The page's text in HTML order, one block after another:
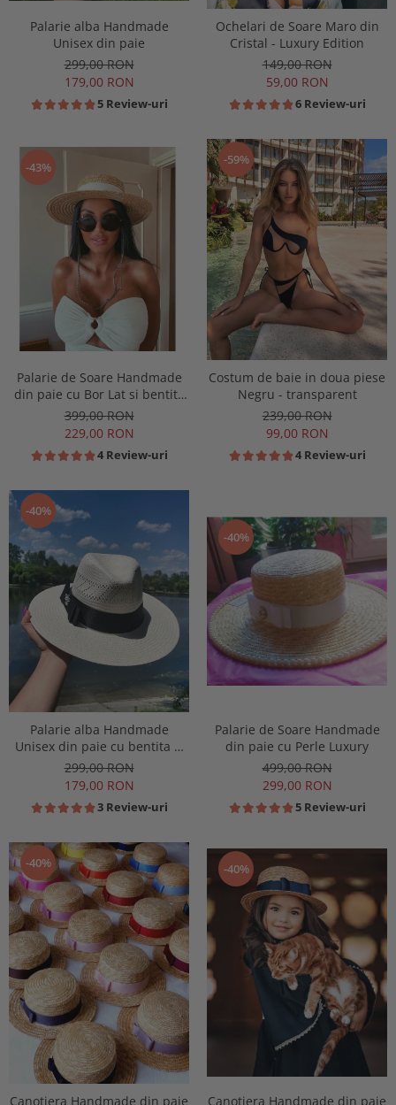
Palarie alba Handmade
Unisex din paie
299,00 RON
179,00 RON
5 Review-uri
Ochelari de Soare Maro din
Cristal - Luxury Edition
149,00 RON
59,00 RON
6 Review-uri
-43%
Palarie de Soare Handmade
din paie cu Bor Lat si bentita
detasabila la alegere
399,00 RON
229,00 RON
4 Review-uri
-59%
Costum de baie in doua piese
Negru - transparent
239,00 RON
99,00 RON
4 Review-uri
-40%
Palarie alba Handmade
Unisex din paie cu bentita si
accesoriu la alegere
299,00 RON
179,00 RON
3 Review-uri
-40%
Palarie de Soare Handmade
din paie cu Perle Luxury
499,00 RON
299,00 RON
5 Review-uri
-40%
Canotiera Handmade din paie
-40%
Canotiera Handmade din paie